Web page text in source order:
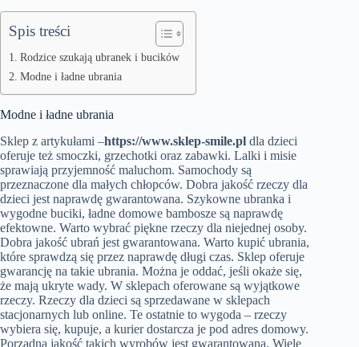
Spis treści
Rodzice szukają ubranek i bucików
Modne i ładne ubrania
Modne i ładne ubrania
Sklep z artykułami –https://www.sklep-smile.pl dla dzieci
oferuje też smoczki, grzechotki oraz zabawki. Lalki i misie
sprawiają przyjemność maluchom. Samochody są
przeznaczone dla małych chłopców. Dobra jakość rzeczy dla
dzieci jest naprawdę gwarantowana. Szykowne ubranka i
wygodne buciki, ładne domowe bambosze są naprawdę
efektowne. Warto wybrać piękne rzeczy dla niejednej osoby.
Dobra jakość ubrań jest gwarantowana. Warto kupić ubrania,
które sprawdzą się przez naprawdę długi czas. Sklep oferuje
gwarancję na takie ubrania. Można je oddać, jeśli okaże się,
że mają ukryte wady. W sklepach oferowane są wyjątkowe
rzeczy. Rzeczy dla dzieci są sprzedawane w sklepach
stacjonarnych lub online. Te ostatnie to wygoda – rzeczy
wybiera się, kupuje, a kurier dostarcza je pod adres domowy.
Porządna jakość takich wyrobów jest gwarantowana. Wiele